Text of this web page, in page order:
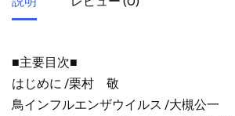
■主要目次■
はじめに /栗村 敬
鳥インフルエンザウイルス /大槻公一